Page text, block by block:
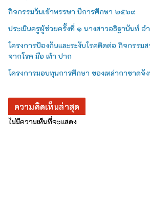
กิจกรรมวันเข้าพรรษา ปีการศึกษา ๒๕๖๙
ประเมินครูผู้ช่วยครั้งที่ ๑ นางสาวอธิฐานันท์ อ
โครงการป้องกันและระงับโรคติดต่อ กิจกรรม
จากโรค มือ เท้า ปาก
โครงการมอบทุนการศึกษา ของเหล่ากาชาดจั
ความคิดเห็นล่าสุด
ไม่มีความเห็นที่จะแสดง